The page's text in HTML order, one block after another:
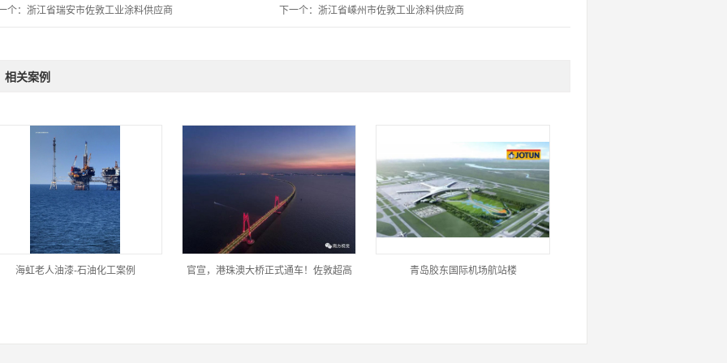
个： 浙江省瑞安市佐敦工业涂料供应商 下一个： 浙江省嵊州市佐敦工业涂料供应商
相关案例
海虹老人油漆-石油化工案例 官宣，港珠澳大桥正式通车！佐敦超高 青岛胶东国际机场航站楼